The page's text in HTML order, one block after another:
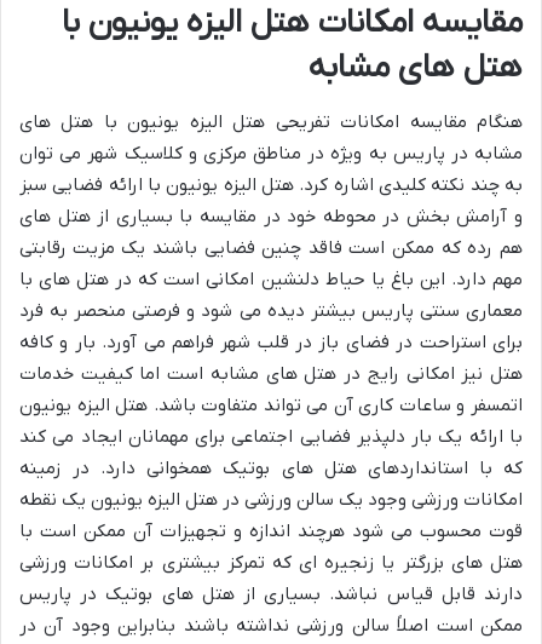
مقایسه امکانات هتل الیزه یونیون با
هتل های مشابه
هنگام مقایسه امکانات تفریحی هتل الیزه یونیون با هتل های
مشابه در پاریس به ویژه در مناطق مرکزی و کلاسیک شهر می توان
به چند نکته کلیدی اشاره کرد. هتل الیزه یونیون با ارائه فضایی سبز
و آرامش بخش در محوطه خود در مقایسه با بسیاری از هتل های
هم رده که ممکن است فاقد چنین فضایی باشند یک مزیت رقابتی
مهم دارد. این باغ یا حیاط دلنشین امکانی است که در هتل های با
معماری سنتی پاریس بیشتر دیده می شود و فرصتی منحصر به فرد
برای استراحت در فضای باز در قلب شهر فراهم می آورد. بار و کافه
هتل نیز امکانی رایج در هتل های مشابه است اما کیفیت خدمات
اتمسفر و ساعات کاری آن می تواند متفاوت باشد. هتل الیزه یونیون
با ارائه یک بار دلپذیر فضایی اجتماعی برای مهمانان ایجاد می کند
که با استانداردهای هتل های بوتیک همخوانی دارد. در زمینه
امکانات ورزشی وجود یک سالن ورزشی در هتل الیزه یونیون یک نقطه
قوت محسوب می شود هرچند اندازه و تجهیزات آن ممکن است با
هتل های بزرگتر یا زنجیره ای که تمرکز بیشتری بر امکانات ورزشی
دارند قابل قیاس نباشد. بسیاری از هتل های بوتیک در پاریس
ممکن است اصلاً سالن ورزشی نداشته باشند بنابراین وجود آن در